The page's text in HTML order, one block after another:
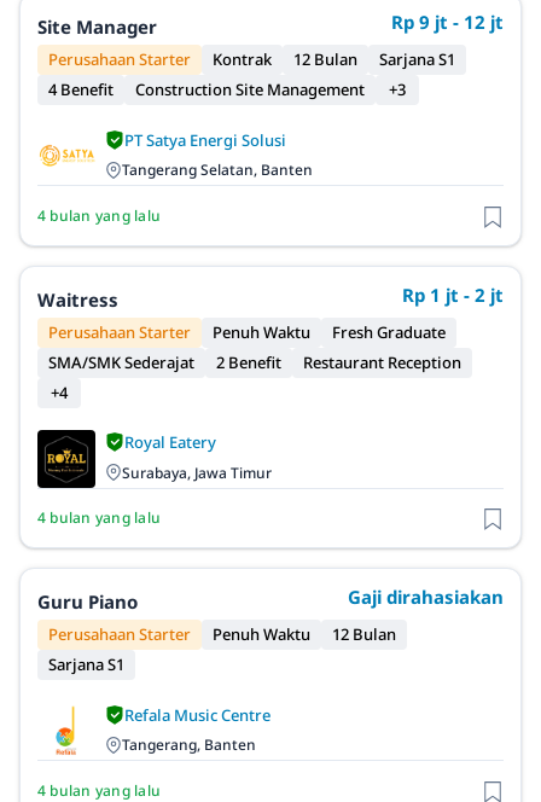
Site Manager Rp 9 jt - 12 jt
Perusahaan Starter Kontrak 12 Bulan
Sarjana S1
4 Benefit
Construction Site Management +3
PT Satya Energi Solusi
Tangerang Selatan, Banten
4 bulan yang lalu
Waitress Rp 1 jt - 2 jt
Perusahaan Starter Penuh Waktu
Fresh Graduate
SMA/SMK Sederajat
2 Benefit
Restaurant Reception
+4
Royal Eatery
Surabaya, Jawa Timur
4 bulan yang lalu
Guru Piano Gaji dirahasiakan
Perusahaan Starter Penuh Waktu
12 Bulan
Sarjana S1
Refala Music Centre
Tangerang, Banten
4 bulan yang lalu